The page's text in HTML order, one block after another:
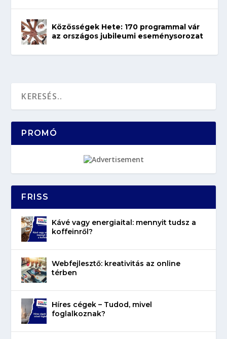
Közösségek Hete: 170 programmal vár
az országos jubileumi eseménysorozat
PROMÓ
FRISS
Kávé vagy energiaital: mennyit tudsz a
koffeinről?
Webfejlesztő: kreativitás az online
térben
Híres cégek – Tudod, mivel
foglalkoznak?